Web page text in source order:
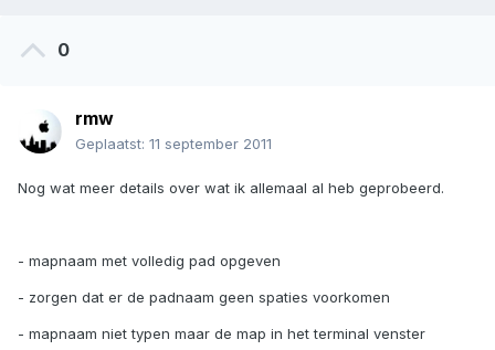
0
rmw
Geplaatst: 11 september 2011
Nog wat meer details over wat ik allemaal al heb geprobeerd.
- mapnaam met volledig pad opgeven
- zorgen dat er de padnaam geen spaties voorkomen
- mapnaam niet typen maar de map in het terminal venster